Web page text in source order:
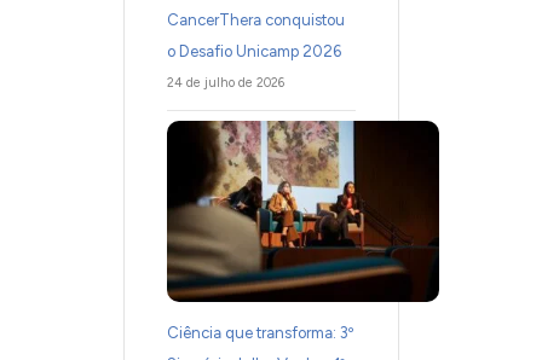
CancerThera conquistou
o Desafio Unicamp 2026
24 de julho de 2026
Ciência que transforma: 3º